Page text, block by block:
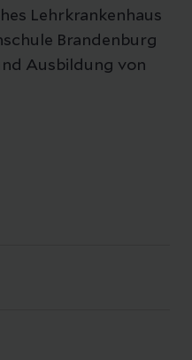
Lehrkrankenhaus
Brandenburg
Ausbildung von